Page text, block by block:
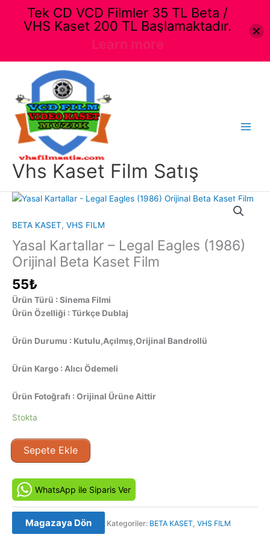
Vhs Kaset Film Satış
BETA KASET, VHS FILM
Yasal Kartallar – Legal Eagles (1986)
Orijinal Beta Kaset Film
55₺
Ürün Türü : Sinema Filmi
Ürün Özelliği : Türkçe Dublaj
Ürün Durumu : Kutulu,Açılmış,Orijinal Bandrollü
Ürün Kargo : Alıcı Ödemeli
Ürün Fotoğrafı : Orijinal Ürüne Aittir
Stokta
Yasal
Kartallar
Legal
Eagles
(1986)
Orijinal
Sepete Ekle
WhatsApp ile Siparis Ver
Magazaya Dön Kategoriler: BETA KASET VHS FILM
Tek CD VCD Filmler 35 TL Beta /
VHS Kaset 200 TL Başlamaktadır.
Learn more